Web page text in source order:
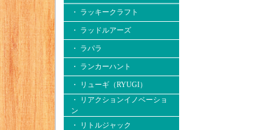
・ ラッキークラフト
・ ラッドルアーズ
・ ラパラ
・ ランカーハント
・ リューギ（RYUGI）
・ リアクションイノベーショ
ン
・ リトルジャック